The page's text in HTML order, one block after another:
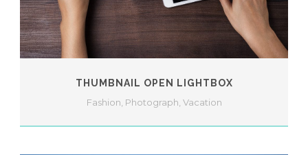
THUMBNAIL OPEN LIGHTBOX
Fashion Photograph Vacation